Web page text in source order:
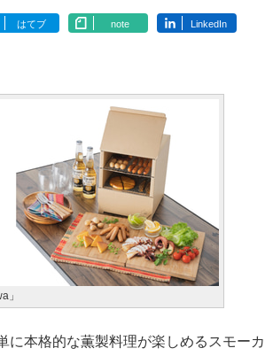
はてブ note LinkedIn
」
本格的な薫製料理が楽しめるスモーカ